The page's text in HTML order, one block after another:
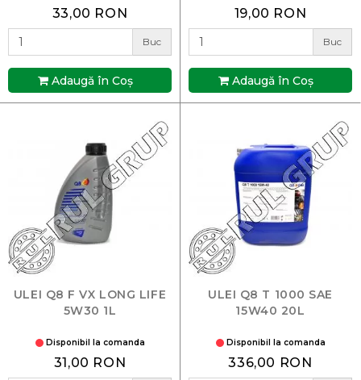
33,00 RON
Buc
Adaugă în Coş
19,00 RON
Buc
Adaugă în Coş
ULEI Q8 F VX LONG LIFE
5W30 1L
Disponibil la comanda
31,00 RON
ULEI Q8 T 1000 SAE
15W40 20L
Disponibil la comanda
336,00 RON